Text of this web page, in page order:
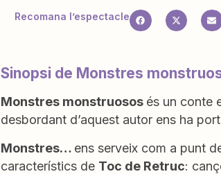
Recomana l’espectacle
Sinopsi de Monstres
Monstres monstruosos és un conte
desbordant d’aquest autor ens ha
Monstres… ens serveix com a punt
característics de Toc de Retruc: